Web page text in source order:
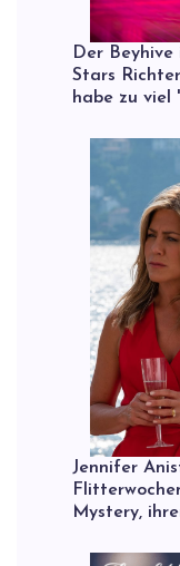
Der
Stars
habe zu viel
Jennifer
Mystery,